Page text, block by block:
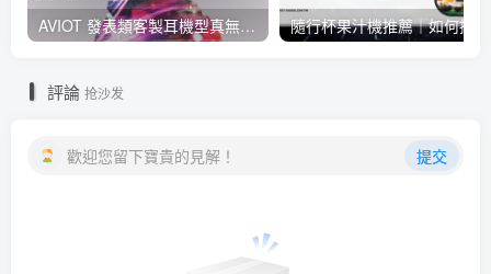
AVIOT 發表類客製耳機型真無線耳機 TE-J1 ，具 Hi-Res 認證、與 BiSH 成員 AiNA THE END 合作開發
評論 抢沙发
歡迎您留下寶貴的見解！ 提交